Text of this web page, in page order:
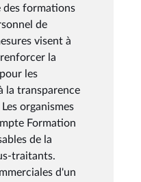
des formations
de
visent à
la
les
la transparence
organismes
Formation
de la
traitants.
d'un